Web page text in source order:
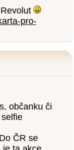
pro-
občanku či
ČR se